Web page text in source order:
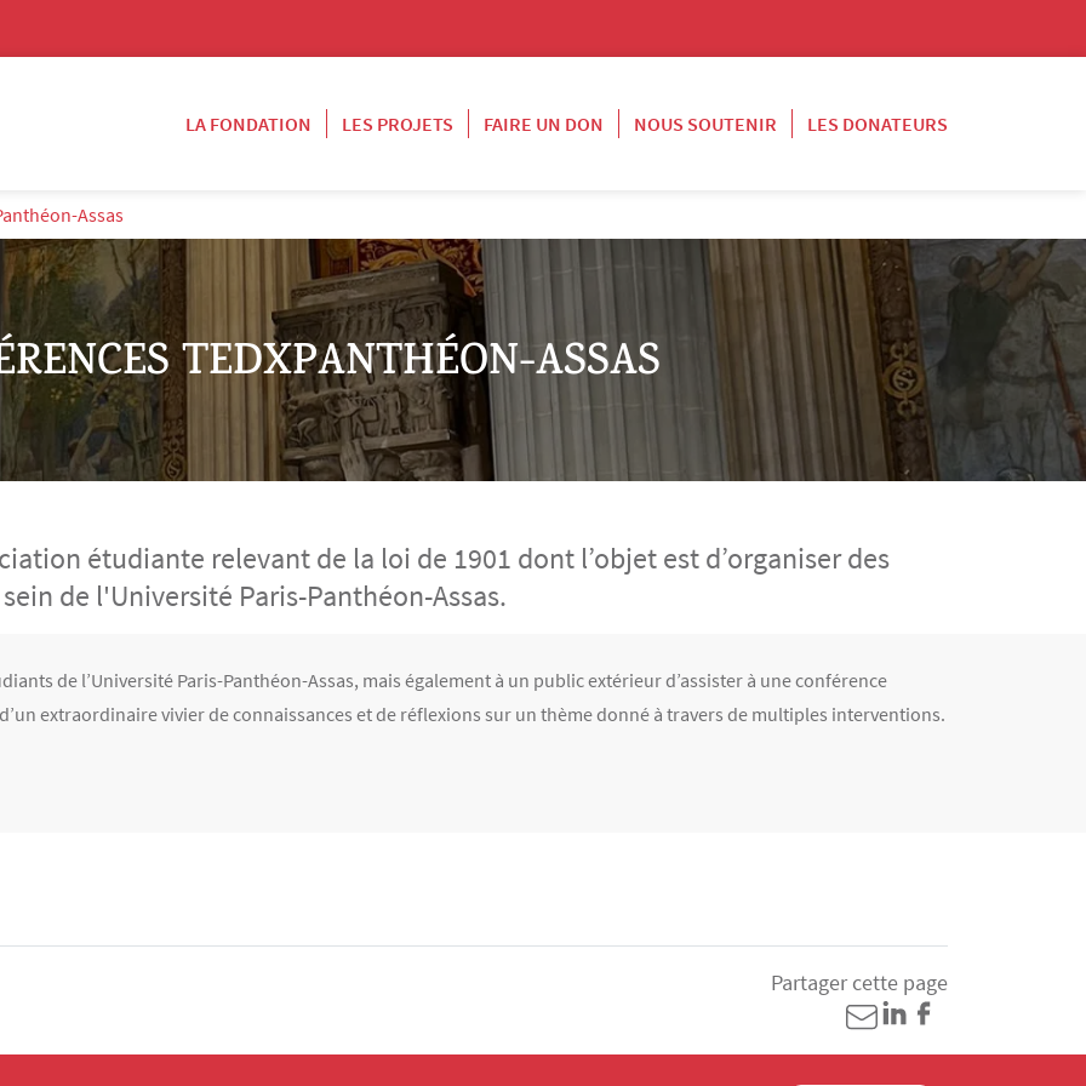
LA FONDATION
LES PROJETS FAIRE UN DON NOUS SOUTENIR LES DONATEURS
Assas
TEDXPANTHÉON-ASSAS
étudiante relevant de la loi de 1901 dont l’objet est d’organiser des
de l'Université Paris-Panthéon-Assas.
de l’Université Paris-Panthéon-Assas, mais également à un public extérieur d’assister à une conférence
extraordinaire vivier de connaissances et de réflexions sur un thème donné à travers de multiples interventions.
Partager cette page